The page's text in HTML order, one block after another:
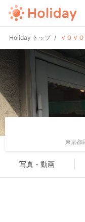
Holiday トップ ＶＯＶＯ
東京都
写真・動画